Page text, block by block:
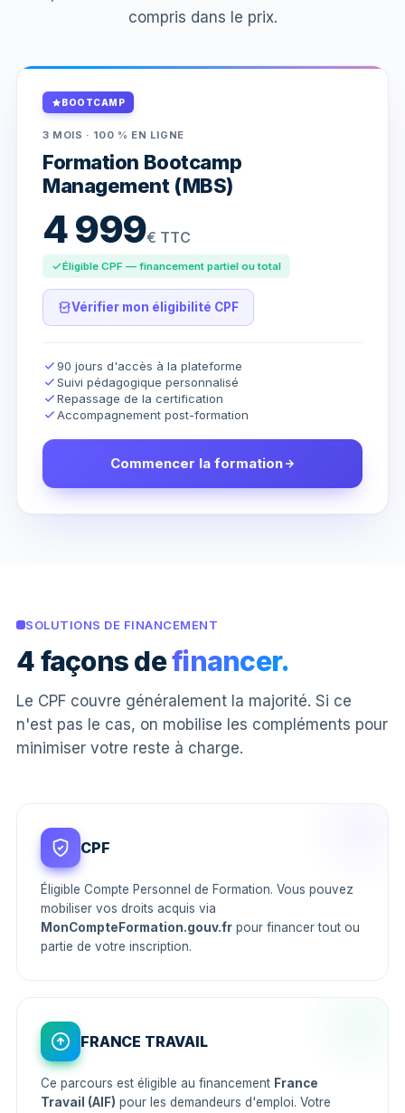
compris dans le prix.
BOOTCAMP
3 MOIS · 100 % EN LIGNE
Formation Bootcamp
Management (MBS)
4 999€ TTC
Éligible CPF — financement partiel ou total
Vérifier mon éligibilité CPF
90 jours d'accès à la plateforme
Suivi pédagogique personnalisé
Repassage de la certification
Accompagnement post-formation
Commencer la formation
SOLUTIONS DE FINANCEMENT
4 façons definancer.
Le CPF couvre généralement la majorité. Si ce
n'est pas le cas, on mobilise les compléments pour
minimiser votre reste à charge.
CPF
Éligible Compte Personnel de Formation. Vous pouvez
mobiliser vos droits acquis via
MonCompteFormation.gouv.fr pour financer tout ou
partie de votre inscription.
FRANCE TRAVAIL
Ce parcours est éligible au financement France
Travail (AIF) pour les demandeurs d'emploi. Votre